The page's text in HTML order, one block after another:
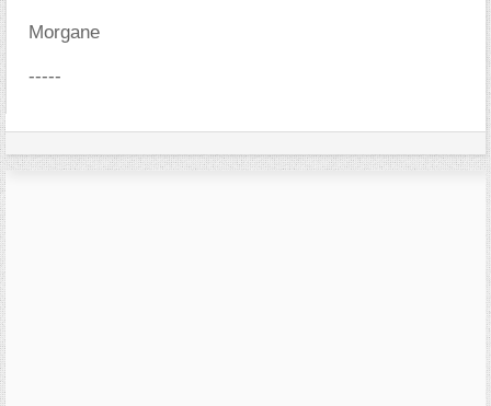
Morgane
-----